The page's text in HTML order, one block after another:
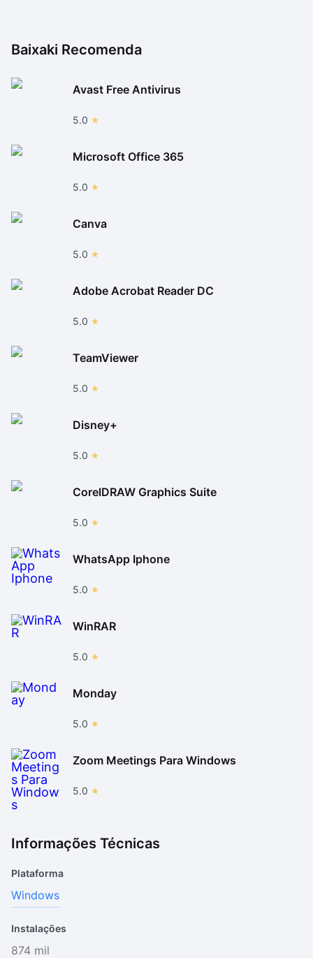
Baixaki Recomenda
Avast Free Antivirus
5.0
Microsoft Office 365
5.0
Canva
5.0
Adobe Acrobat Reader DC
5.0
TeamViewer
5.0
Disney+
5.0
CorelDRAW Graphics Suite
5.0
WhatsApp Iphone
5.0
WinRAR
5.0
Monday
5.0
Zoom Meetings Para Windows
5.0
Informações Técnicas
Plataforma
Windows
Instalações
874 mil